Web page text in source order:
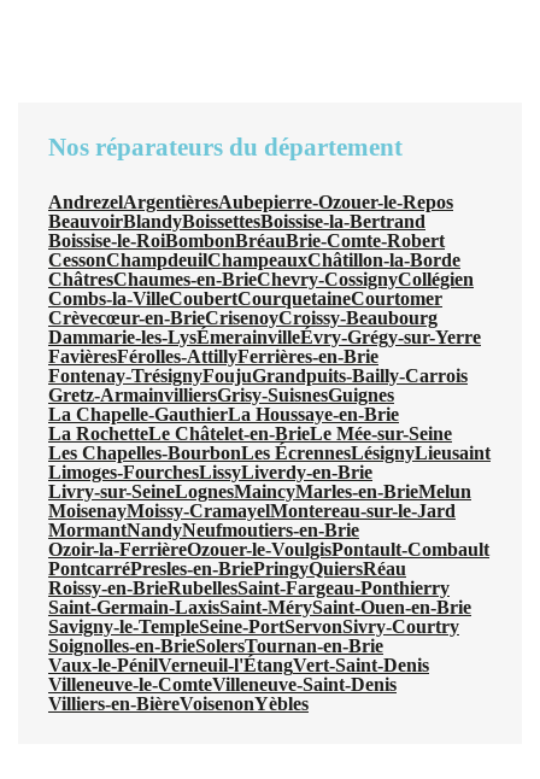
Nos réparateurs du département
AndrezelArgentièresAubepierre-Ozouer-le-Repos
BeauvoirBlandyBoissettesBoissise-la-Bertrand
Boissise-le-RoiBombonBréauBrie-Comte-Robert
CessonChampdeuilChampeauxChâtillon-la-Borde
ChâtresChaumes-en-BrieChevry-CossignyCollégien
Combs-la-VilleCoubertCourquetaineCourtomer
Crèvecœur-en-BrieCrisenoyCroissy-Beaubourg
Dammarie-les-LysÉmerainvilleÉvry-Grégy-sur-Yerre
FavièresFérolles-AttillyFerrières-en-Brie
Fontenay-TrésignyFoujuGrandpuits-Bailly-Carrois
Gretz-ArmainvilliersGrisy-SuisnesGuignes
La Chapelle-GauthierLa Houssaye-en-Brie
La RochetteLe Châtelet-en-BrieLe Mée-sur-Seine
Les Chapelles-BourbonLes ÉcrennesLésignyLieusaint
Limoges-FourchesLissyLiverdy-en-Brie
Livry-sur-SeineLognesMaincyMarles-en-BrieMelun
MoisenayMoissy-CramayelMontereau-sur-le-Jard
MormantNandyNeufmoutiers-en-Brie
Ozoir-la-FerrièreOzouer-le-VoulgisPontault-Combault
PontcarréPresles-en-BriePringyQuiersRéau
Roissy-en-BrieRubellesSaint-Fargeau-Ponthierry
Saint-Germain-LaxisSaint-MérySaint-Ouen-en-Brie
Savigny-le-TempleSeine-PortServonSivry-Courtry
Soignolles-en-BrieSolersTournan-en-Brie
Vaux-le-PénilVerneuil-l'ÉtangVert-Saint-Denis
Villeneuve-le-ComteVilleneuve-Saint-Denis
Villiers-en-BièreVoisenonYèbles